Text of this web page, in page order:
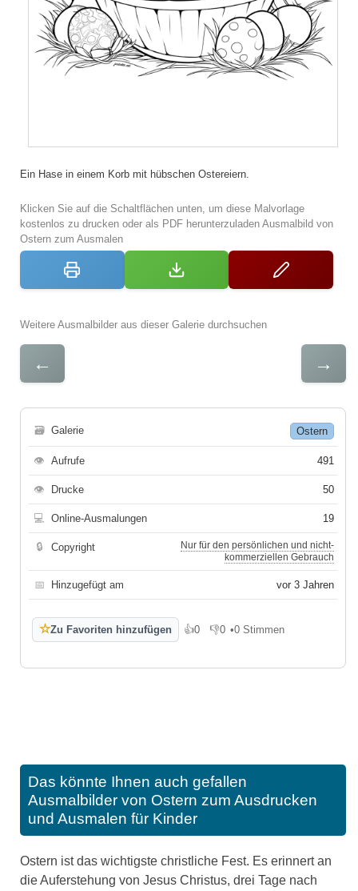
Ein Hase in einem Korb mit hübschen Ostereiern.
Klicken Sie auf die Schaltflächen unten, um diese Malvorlage
kostenlos zu drucken oder als PDF herunterzuladen Ausmalbild von
Ostern zum Ausmalen
Weitere Ausmalbilder aus dieser Galerie durchsuchen
← →
🗃 Galerie Ostern
👁 Aufrufe 491
👁 Drucke 50
💻 Online-Ausmalungen 19
🔒 Copyright
Nur für den persönlichen und nicht-
kommerziellen Gebrauch
📅 Hinzugefügt am vor 3 Jahren
☆Zu Favoriten hinzufügen 👍0
Gefällt mir
👎0
Gefällt mir nicht
•0 Stimmen
Das könnte Ihnen auch gefallen
Ausmalbilder von Ostern zum Ausdrucken
und Ausmalen für Kinder
Ostern ist das wichtigste christliche Fest. Es erinnert an
die Auferstehung von Jesus Christus, drei Tage nach